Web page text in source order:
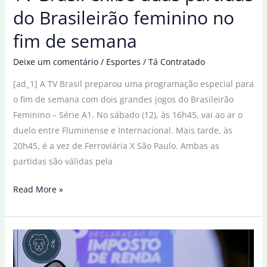
do Brasileirão feminino no
fim de semana
Deixe um comentário / Esportes / Tá Contratado
[ad_1] A TV Brasil preparou uma programação especial para
o fim de semana com dois grandes jogos do Brasileirão
Feminino – Série A1. No sábado (12), às 16h45, vai ao ar o
duelo entre Fluminense e Internacional. Mais tarde, às
20h45, é a vez de Ferroviária X São Paulo. Ambas as
partidas são válidas pela
TV
exibe
duas
partidas
Read More »